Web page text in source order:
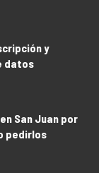
y
datos
San Juan por
pedirlos